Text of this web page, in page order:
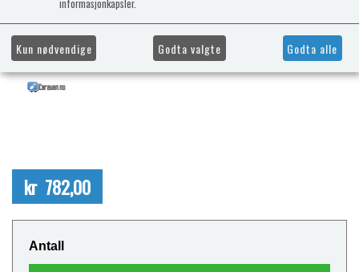
kr 782,00
Antall
informasjonkapsler.
Kun nødvendige Godta valgte Godta alle